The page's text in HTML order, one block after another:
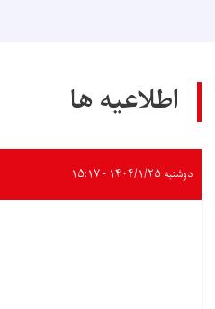
اطلاعیه ها
دوشنبه ۱۴۰۴/۱/۲۵ - ۱۵:۱۷